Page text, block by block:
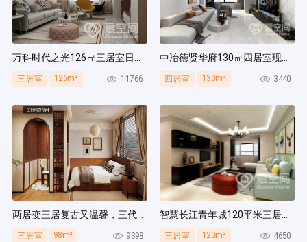
万科时代之光126㎡三居室日式风装修案例
三居室 126m² 11766
中冶德贤华府130㎡四居室现代简约风装修案例
四居室 130m² 3440
两居变三居复古又温馨，三代人同住无压力，收纳量超绝！
三居室 98m² 9398
智慧长江青年城120平米三居室现代风装修案例
三居室 120m² 4650